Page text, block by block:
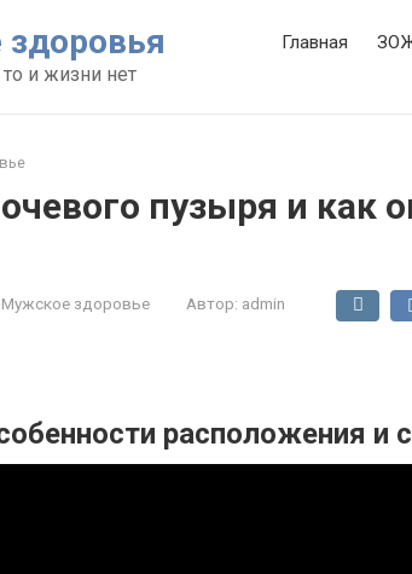
здоровья
и жизни нет
Главная
пузыря и как
Мужское здоровье Автор: admin
расположения и